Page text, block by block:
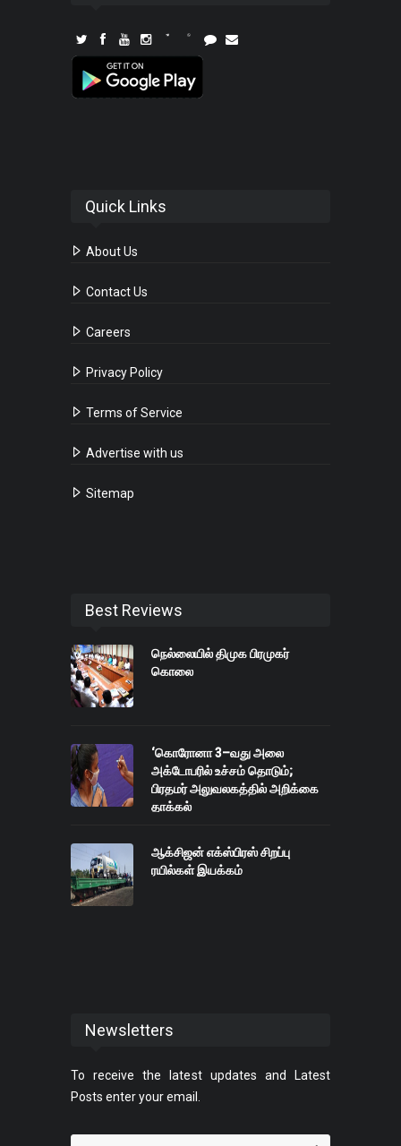
Quick Links
About Us
Contact Us
Careers
Privacy Policy
Terms of Service
Advertise with us
Sitemap
Best Reviews
நெல்லையில் திமுக பிரமுகர்
கொலை
‘கொரோனா 3–வது அலை
அக்டோபரில் உச்சம் தொடும்;
பிரதமர் அலுவலகத்தில் அறிக்கை
தாக்கல்
ஆக்சிஜன் எக்ஸ்பிரஸ் சிறப்பு
ரயில்கள் இயக்கம்
Newsletters
To receive the latest updates and Latest
Posts enter your email.